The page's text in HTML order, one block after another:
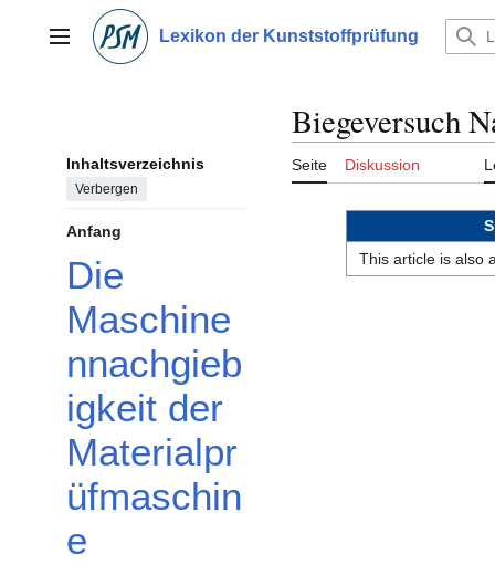
springenHauptmenü Lexikon der Kunststoffprüfung
Inhaltsverzeichnis
Verbergen
Anfang
Die
Maschine
nnachgieb
igkeit der
Materialpr
üfmaschin
e
Biegeversuch
Seite Diskussion
This article is also